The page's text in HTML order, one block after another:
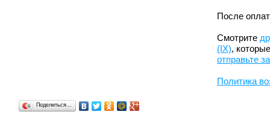
После
Смотрите
(IX),
отправьте
Политика
Поделиться…